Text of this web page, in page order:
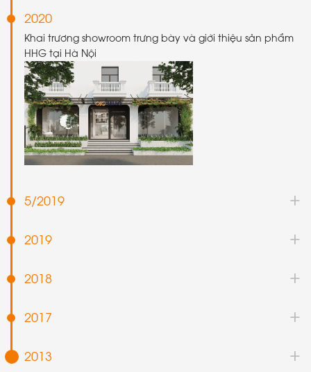
2020
Khai trương showroom trưng bày và giới thiệu sản phẩm
5/2019
2019
2018
2017
2013